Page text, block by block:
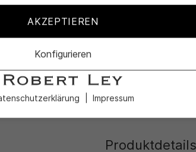
Perfekt für
Ob für das nächste
Sakko bist du
Produktdetails
AKZEPTIEREN
Konfigurieren
Impressum